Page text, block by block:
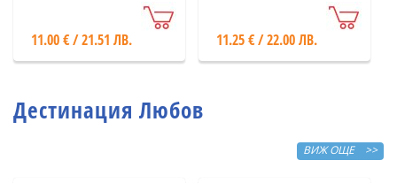
11.00 € / 21.51 ЛВ. 11.25 € / 22.00 ЛВ.
Дестинация Любов
ВИЖ ОЩЕ >>